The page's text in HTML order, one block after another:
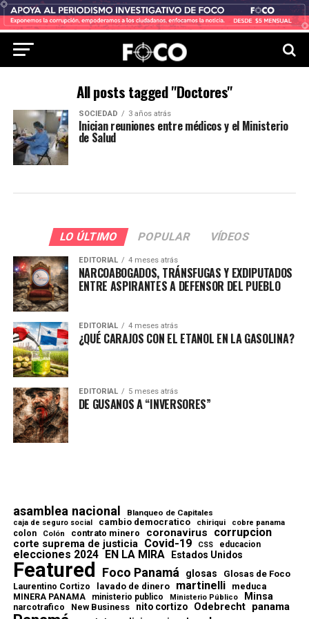
All posts tagged "Doctores"
SOCIEDAD 3 años atrás
Inician reuniones entre médicos y el Ministerio
de Salud
LO ÚLTIMO POPULAR VÍDEOS
EDITORIAL 4 meses atrás
NARCOABOGADOS, TRÁNSFUGAS Y EXDIPUTADOS
ENTRE ASPIRANTES A DEFENSOR DEL PUEBLO
EDITORIAL 4 meses atrás
¿QUÉ CARAJOS CON EL ETANOL EN LA GASOLINA?
EDITORIAL 5 meses atrás
DE GUSANOS A “INVERSORES”
asamblea nacional Blanqueo de Capitales
caja de seguro social cambio democratico chiriqui cobre panama
colon Colón contrato minero coronavirus corrupcion
corte suprema de justicia Covid-19 CSS educacion
elecciones 2024 EN LA MIRA Estados Unidos
Featured Foco Panamá glosas Glosas de Foco
Laurentino Cortizo lavado de dinero martinelli meduca
MINERA PANAMA ministerio publico Ministerio Público Minsa
narcotrafico New Business nito cortizo Odebrecht panama